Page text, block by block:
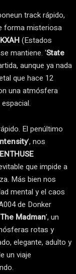
track rápido,
forma misteriosa
KXAH(Estados
mantiene. ‘State
aunque ya nada
que hace 12
una atmósfera
El penúltimo
’, nos
ENTHUSE
que impide a
Más bien nos
mental y el caos
de Donker
Madman’, un
rotas y
elegante, adulto y
un viaje